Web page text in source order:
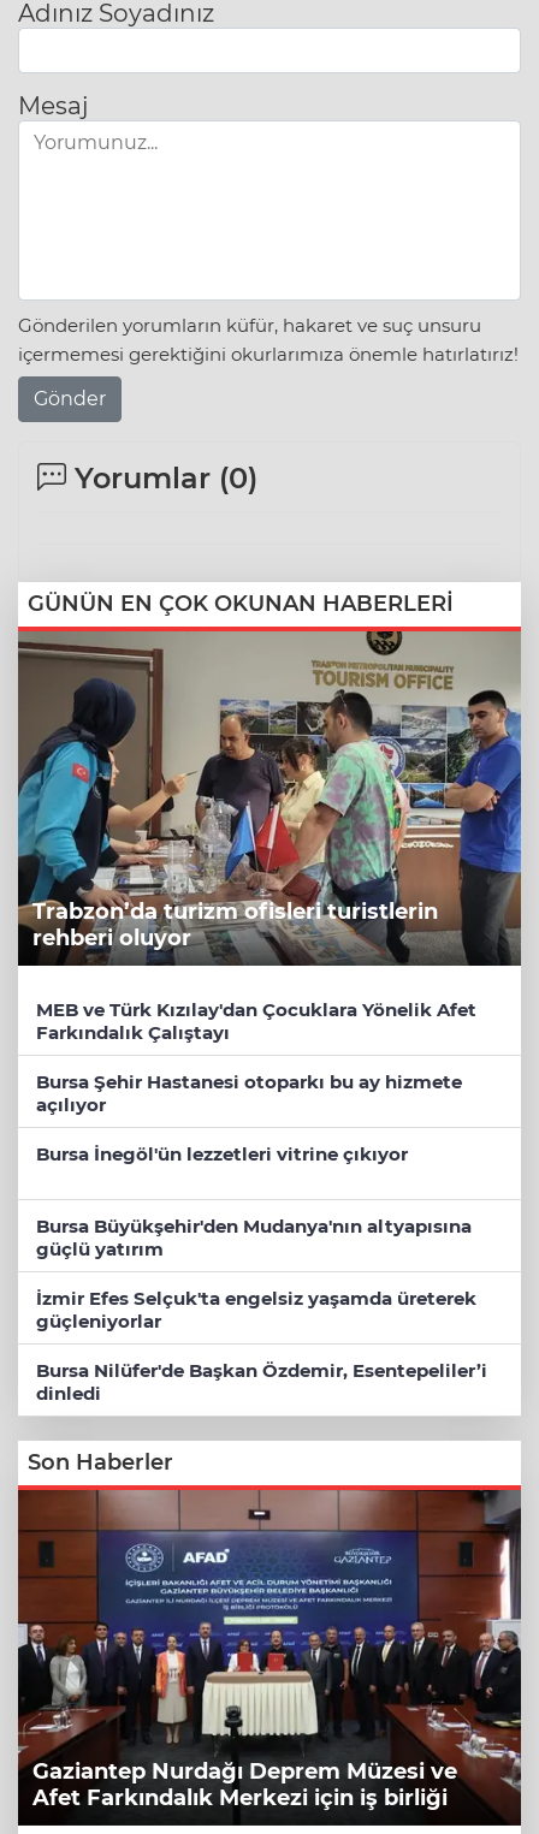
Adınız Soyadınız
Mesaj
Gönderilen yorumların küfür, hakaret ve suç unsuru
içermemesi gerektiğini okurlarımıza önemle hatırlatırız!
Gönder
Yorumlar (0)
GÜNÜN EN ÇOK OKUNAN HABERLERİ
Trabzon’da turizm ofisleri turistlerin
rehberi oluyor
MEB ve Türk Kızılay'dan Çocuklara Yönelik Afet
Farkındalık Çalıştayı
Bursa Şehir Hastanesi otoparkı bu ay hizmete
açılıyor
Bursa İnegöl'ün lezzetleri vitrine çıkıyor
Bursa Büyükşehir'den Mudanya'nın altyapısına
güçlü yatırım
İzmir Efes Selçuk'ta engelsiz yaşamda üreterek
güçleniyorlar
Bursa Nilüfer'de Başkan Özdemir, Esentepeliler’i
dinledi
Son Haberler
Gaziantep Nurdağı Deprem Müzesi ve
Afet Farkındalık Merkezi için iş birliği